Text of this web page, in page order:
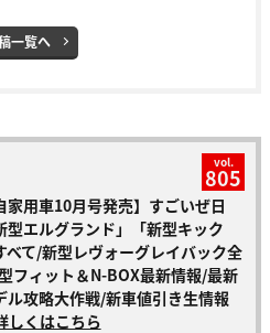
一覧へ
vol.
805
家用車10月号発売】すごいぜ日
型エルグランド」「新型キック
べて/新型レヴォーグレイバック全
フィット＆N-BOX最新情報/最新
ル攻略大作戦/新車値引き生情報
しくはこちら